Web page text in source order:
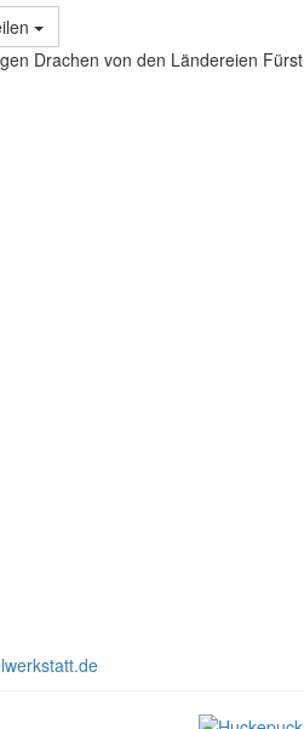
Drachen von den Ländereien Fürst